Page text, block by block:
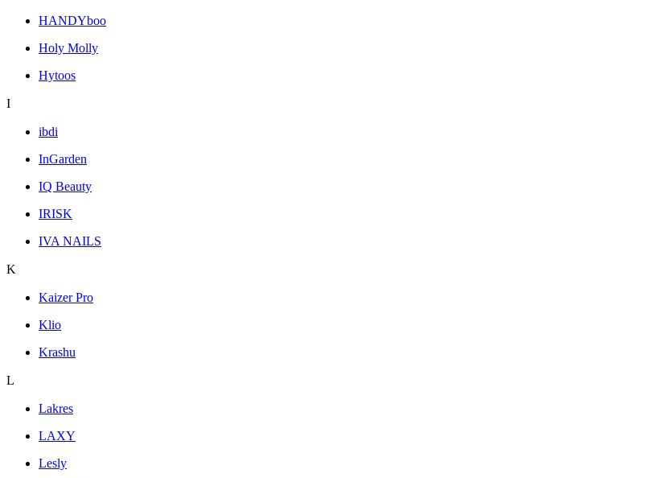
HANDYboo
Holy Molly
Hytoos
I
ibdi
InGarden
IQ Beauty
IRISK
IVA NAILS
K
Kaizer Pro
Klio
Krashu
L
Lakres
LAXY
Lesly